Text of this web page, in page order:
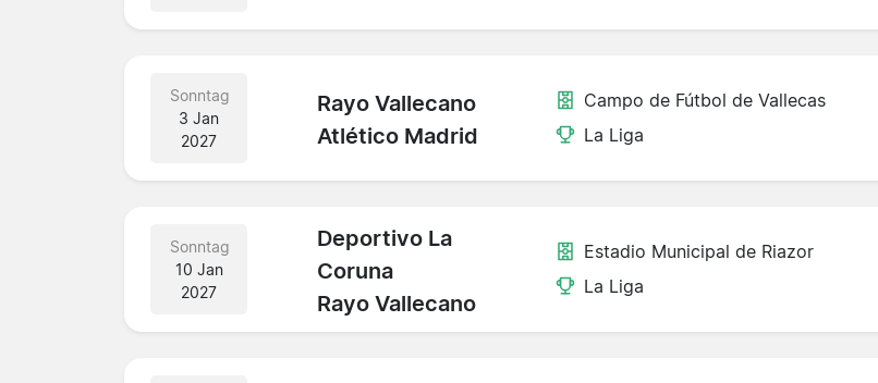
Sonntag
3 Jan
2027
Rayo Vallecano
Atlético Madrid
Campo de Fútbol de Vallecas
La Liga
Sonntag
10 Jan
2027
Deportivo La
Coruna
Rayo Vallecano
Estadio Municipal de Riazor
La Liga